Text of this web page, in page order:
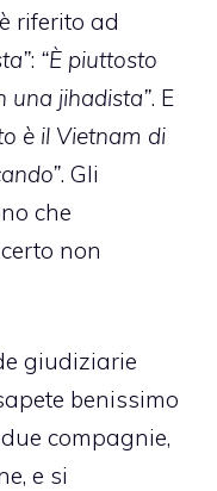
riferito ad
: “È piuttosto
una jihadista”. E
è il Vietnam di
. Gli
che
non
giudiziarie
benissimo
compagnie,
e si